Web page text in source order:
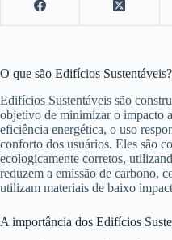
O que são Edifícios Sustentáveis?
Edifícios Sustentáveis são
objetivo de minimizar o impacto
eficiência energética, o uso
conforto dos usuários. Eles são
ecologicamente corretos,
reduzem a emissão de carbono,
utilizam materiais de baixo
A importância dos Edifícios